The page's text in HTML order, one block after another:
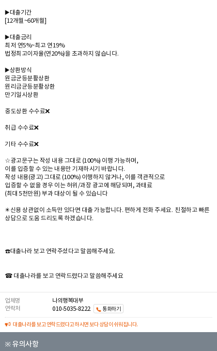
▶️대출기간
[12개월~60개월]
▶️대출금리
최저 연5%~최고 연19%
법정최고이자율(연20%)을 초과하지 않습니다.
▶️상환방식
원금균등분활상환
원리금균등분활상환
만기일시상환
중도상환 수수료❌️
취급 수수료❌️
기타 수수료❌️
☆광고문구는 작성 내용 그대로 (100%) 이행 가능하며,
이를 입증할 수 있는 내용만 기재하시기 바랍니다.
작성 내용(광고) 그대로 (100%) 이행하지 않거나, 이를 객관적으로
입증할 수 없을 경우 이는 허위/과장 광고에 해당되며, 과태료
(최대 5천만원) 부과 대상이 될 수 있습니다
✴️신용 상관없이 소득만 있다면 대출 가능합니다. 편하게 전화 주세요. 친절하고 빠른
상담으로 도움 드리도록 하겠습니다.
☎️대출나라 보고 연락주셨다고 말씀해주세요.
☎ 대출나라를 보고 연락드렸다고 말씀해주세요
업체명
나의행복대부
연락처
010-5035-8222 통화하기
대출나라를 보고 연락드렸다고 하시면 보다 상담이 쉬워집니다.
※ 유의사항